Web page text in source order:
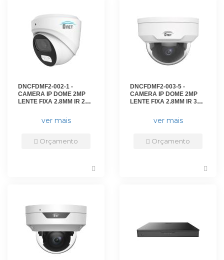
DNCFDMF2-002-1 -
CAMERA IP DOME 2MP
LENTE FIXA 2.8MM IR 25M
ver mais
Orçamento
DNCFDMF2-003-5 -
CAMERA IP DOME 2MP
LENTE FIXA 2.8MM IR 30M
D23F2830 - D-NET
ver mais
Orçamento